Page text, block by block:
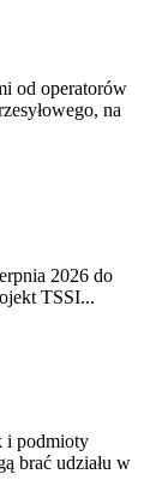
od operatorów
na
2026 do
TSSI...
i podmioty
brać udziału w